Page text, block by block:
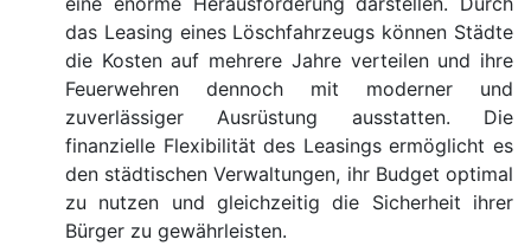
das Leasing eines Löschfahrzeugs können Städte
die Kosten auf mehrere Jahre verteilen und ihre
Feuerwehren dennoch mit moderner und
zuverlässiger Ausrüstung ausstatten. Die
finanzielle Flexibilität des Leasings ermöglicht es
den städtischen Verwaltungen, ihr Budget optimal
zu nutzen und gleichzeitig die Sicherheit ihrer
Bürger zu gewährleisten.